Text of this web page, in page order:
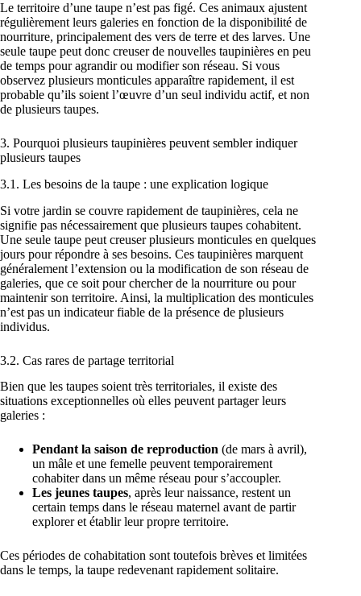
Le territoire d’une taupe n’est pas figé. Ces animaux ajustent
régulièrement leurs galeries en fonction de la disponibilité de
nourriture, principalement des vers de terre et des larves. Une
seule taupe peut donc creuser de nouvelles taupinières en peu
de temps pour agrandir ou modifier son réseau. Si vous
observez plusieurs monticules apparaître rapidement, il est
probable qu’ils soient l’œuvre d’un seul individu actif, et non
de plusieurs taupes.
3. Pourquoi plusieurs taupinières peuvent sembler indiquer
plusieurs taupes
3.1. Les besoins de la taupe : une explication logique
Si votre jardin se couvre rapidement de taupinières, cela ne
signifie pas nécessairement que plusieurs taupes cohabitent.
Une seule taupe peut creuser plusieurs monticules en quelques
jours pour répondre à ses besoins. Ces taupinières marquent
généralement l’extension ou la modification de son réseau de
galeries, que ce soit pour chercher de la nourriture ou pour
maintenir son territoire. Ainsi, la multiplication des monticules
n’est pas un indicateur fiable de la présence de plusieurs
individus.
3.2. Cas rares de partage territorial
Bien que les taupes soient très territoriales, il existe des
situations exceptionnelles où elles peuvent partager leurs
galeries :
Pendant la saison de reproduction (de mars à avril),
un mâle et une femelle peuvent temporairement
cohabiter dans un même réseau pour s’accoupler.
Les jeunes taupes, après leur naissance, restent un
certain temps dans le réseau maternel avant de partir
explorer et établir leur propre territoire.
Ces périodes de cohabitation sont toutefois brèves et limitées
dans le temps, la taupe redevenant rapidement solitaire.